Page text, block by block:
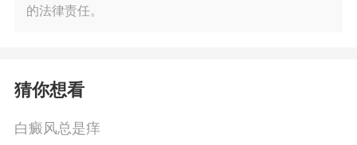
的法律责任。
猜你想看
白癜风总是痒